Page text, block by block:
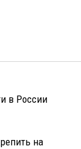
в России
на